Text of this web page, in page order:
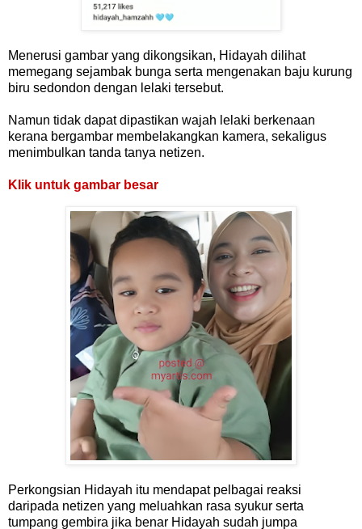
Menerusi gambar yang dikongsikan, Hidayah dilihat
memegang sejambak bunga serta mengenakan baju kurung
biru sedondon dengan lelaki tersebut.
Namun tidak dapat dipastikan wajah lelaki berkenaan
kerana bergambar membelakangkan kamera, sekaligus
menimbulkan tanda tanya netizen.
Klik untuk gambar besar
Perkongsian Hidayah itu mendapat pelbagai reaksi
daripada netizen yang meluahkan rasa syukur serta
tumpang gembira jika benar Hidayah sudah jumpa